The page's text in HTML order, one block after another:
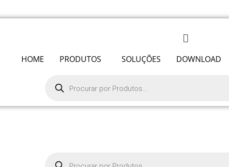
HOME PRODUTOS SOLUÇÕES DOWNLOAD
produtos
produtos